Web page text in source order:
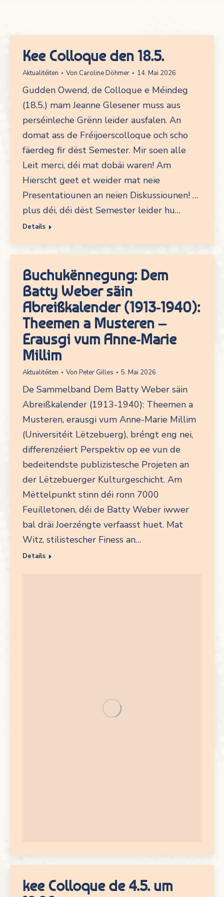
Kee Colloque den 18.5.
Aktualitéiten Von Caroline Döhmer 14. Mai 2026
Gudden Owend, de Colloque e Méindeg
(18.5.) mam Jeanne Glesener muss aus
perséinleche Grënn leider ausfalen. An
domat ass de Fréijoerscolloque och scho
fäerdeg fir dëst Semester. Mir soen alle
Leit merci, déi mat dobäi waren! Am
Hierscht geet et weider mat neie
Presentatiounen an neien Diskussiounen! …
plus déi, déi dëst Semester leider hu…
Details
Buchukënnegung: Dem
Batty Weber säin
Abreißkalender (1913-1940):
Theemen a Musteren –
Erausgi vum Anne-Marie
Millim
Aktualitéiten Von Peter Gilles 5. Mai 2026
De Sammelband Dem Batty Weber säin
Abreißkalender (1913-1940): Theemen a
Musteren, erausgi vum Anne-Marie Millim
(Universitéit Lëtzebuerg), bréngt eng nei,
differenzéiert Perspektiv op ee vun de
bedeitendste publizistesche Projeten an
der Lëtzebuerger Kulturgeschicht. Am
Mëttelpunkt stinn déi ronn 7000
Feuilletonen, déi de Batty Weber iwwer
bal dräi Joerzéngte verfaasst huet. Mat
Witz, stilistescher Finess an…
Details
kee Colloque de 4.5. um